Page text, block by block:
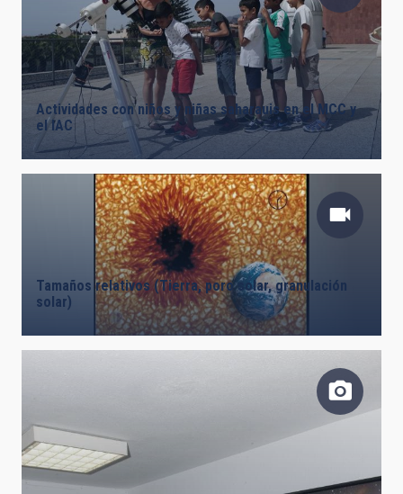
Actividades con niños y niñas saharauis en el MCC y
el IAC
Tamaños relativos (Tierra, poro solar, granulación
solar)